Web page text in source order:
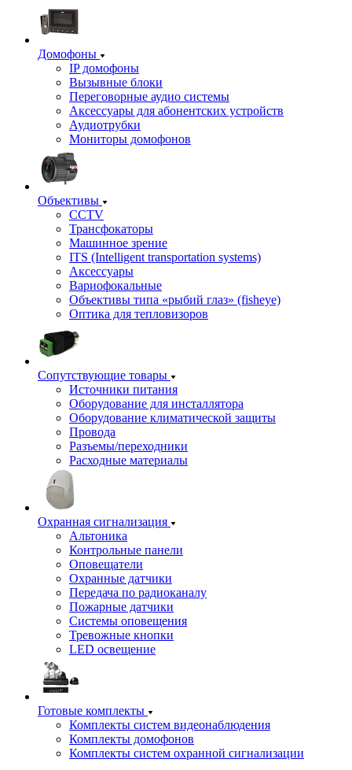
Домофоны
IP домофоны
Вызывные блоки
Переговорные аудио системы
Аксессуары для абонентских устройств
Аудиотрубки
Мониторы домофонов
Объективы
CCTV
Трансфокаторы
Машинное зрение
ITS (Intelligent transportation systems)
Аксессуары
Вариофокальные
Объективы типа «рыбий глаз» (fisheye)
Оптика для тепловизоров
Сопутствующие товары
Источники питания
Оборудование для инсталлятора
Оборудование климатической защиты
Провода
Разъемы/переходники
Расходные материалы
Охранная сигнализация
Альтоника
Контрольные панели
Оповещатели
Охранные датчики
Передача по радиоканалу
Пожарные датчики
Системы оповещения
Тревожные кнопки
LED освещение
Готовые комплекты
Комплекты систем видеонаблюдения
Комплекты домофонов
Комплекты систем охранной сигнализации